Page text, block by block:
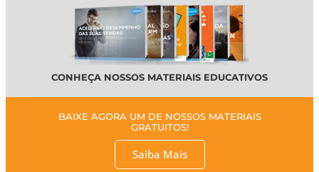
CONHEÇA NOSSOS MATERIAIS EDUCATIVOS
BAIXE AGORA UM DE NOSSOS MATERIAIS
GRATUITOS!
Saiba Mais